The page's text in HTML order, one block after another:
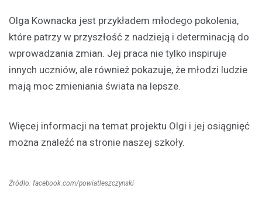
Olga Kownacka jest przykładem młodego pokolenia,
które patrzy w przyszłość z nadzieją i determinacją do
wprowadzania zmian. Jej praca nie tylko inspiruje
innych uczniów, ale również pokazuje, że młodzi ludzie
mają moc zmieniania świata na lepsze.
Więcej informacji na temat projektu Olgi i jej osiągnięć
można znaleźć na stronie naszej szkoły.
Źródło: facebook.com/powiatleszczynski